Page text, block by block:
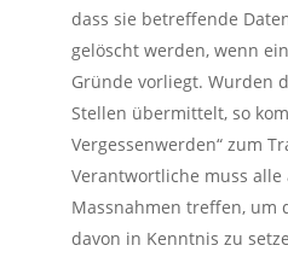
dass sie betreffende
gelöscht werden, wenn
Gründe vorliegt. Wurden
Stellen übermittelt, so
Vergessenwerden“ zum
Verantwortliche muss alle
Massnahmen treffen, um
davon in Kenntnis zu